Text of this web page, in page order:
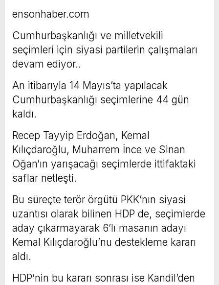
ensonhaber.com
Cumhurbaşkanlığı ve milletvekili
seçimleri için siyasi partilerin çalışmaları
devam ediyor..
An itibarıyla 14 Mayıs’ta yapılacak
Cumhurbaşkanlığı seçimlerine 44 gün
kaldı.
Recep Tayyip Erdoğan, Kemal
Kılıçdaroğlu, Muharrem İnce ve Sinan
Oğan’ın yarışacağı seçimlerde ittifaktaki
saflar netleşti.
Bu süreçte terör örgütü PKK’nın siyasi
uzantısı olarak bilinen HDP de, seçimlerde
aday çıkarmayarak 6’lı masanın adayı
Kemal Kılıçdaroğlu’nu destekleme kararı
aldı.
HDP’nin bu kararı sonrası ise Kandil’den